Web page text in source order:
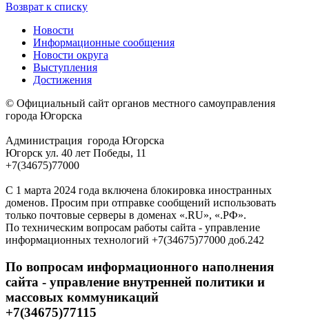
Возврат к списку
Новости
Информационные сообщения
Новости округа
Выступления
Достижения
© Официальный сайт органов местного самоуправления
города Югорска
Администрация города Югорска
Югорск ул. 40 лет Победы, 11
+7(34675)77000
С 1 марта 2024 года включена блокировка иностранных
доменов. Просим при отправке сообщений использовать
только почтовые серверы в доменах «.RU», «.РФ».
По техническим вопросам работы сайта - управление
информационных технологий +7(34675)77000 доб.242
По вопросам информационного наполнения
сайта - управление внутренней политики и
массовых коммуникаций
+7(34675)77115